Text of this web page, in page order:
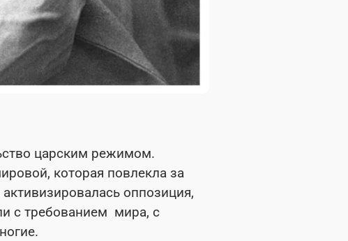
царским режимом.
которая повлекла за
оппозиция,
с требованием мира, с